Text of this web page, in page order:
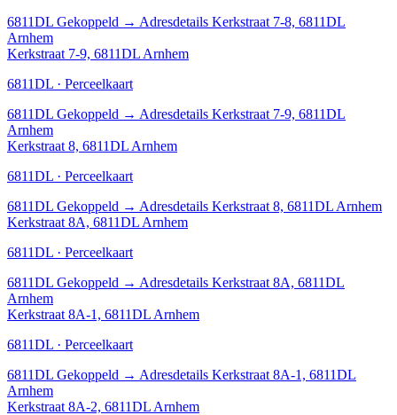
6811DL Gekoppeld → Adresdetails Kerkstraat 7-8, 6811DL
Arnhem
Kerkstraat 7-9, 6811DL Arnhem
6811DL · Perceelkaart
6811DL Gekoppeld → Adresdetails Kerkstraat 7-9, 6811DL
Arnhem
Kerkstraat 8, 6811DL Arnhem
6811DL · Perceelkaart
6811DL Gekoppeld → Adresdetails Kerkstraat 8, 6811DL Arnhem
Kerkstraat 8A, 6811DL Arnhem
6811DL · Perceelkaart
6811DL Gekoppeld → Adresdetails Kerkstraat 8A, 6811DL
Arnhem
Kerkstraat 8A-1, 6811DL Arnhem
6811DL · Perceelkaart
6811DL Gekoppeld → Adresdetails Kerkstraat 8A-1, 6811DL
Arnhem
Kerkstraat 8A-2, 6811DL Arnhem